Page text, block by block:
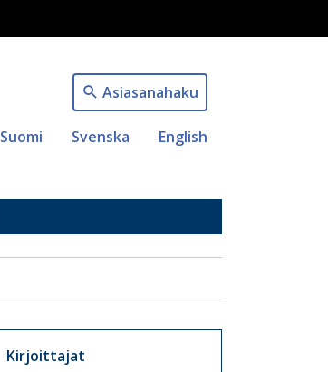
Asiasanahaku
Suomi Svenska English
Kirjoittajat